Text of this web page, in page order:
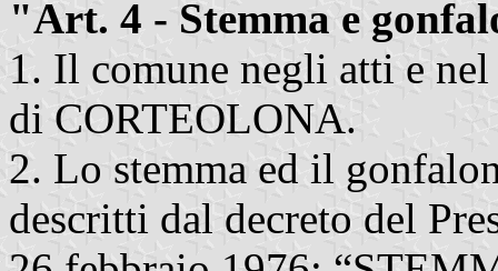
"Art. 4 - Stemma e
1. Il comune negli atti e
di CORTEOLONA.
2. Lo stemma ed il
descritti dal decreto del